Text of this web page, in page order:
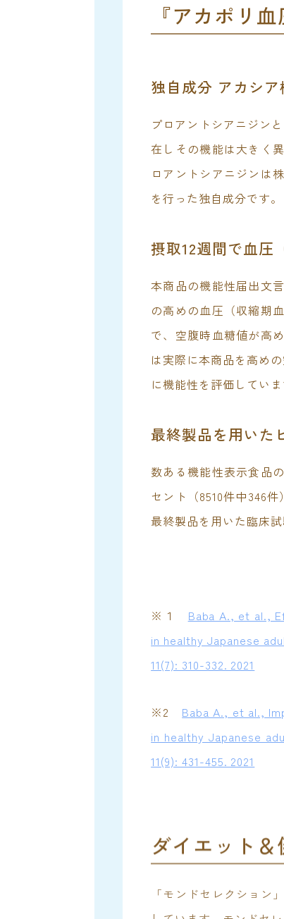
『アカポリ
独自成分 アカシ
プロアントシアニジン
在しその機能は大きく
ロアントシアニジンは
を行った独自成分です。
摂取12週間で血
本商品の機能性届出文
の高めの血圧（収縮期
で、空腹時血糖値が高
は実際に本商品を高め
に機能性を評価していま
最終製品を用いた
数ある機能性表示食品
セント（8510件中346
最終製品を用いた臨床
※１ Baba A., et al.,
in healthy Japanese
11(7): 310-332. 2021
※2 Baba A., et al.,
in healthy Japanese
11(9): 431-455. 2021
ダイエット
「モンドセレクション